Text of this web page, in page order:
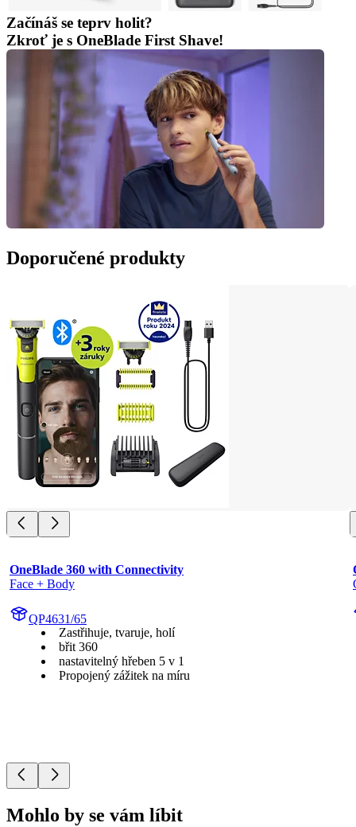
Začínáš se teprv holit?
Zkroť je s OneBlade First Shave!
Doporučené produkty
OneBlade 360 with Connectivity
Face + Body
QP4631/65
Zastřihuje, tvaruje, holí
břit 360
nastavitelný hřeben 5 v 1
Propojený zážitek na míru
Mohlo by se vám líbit